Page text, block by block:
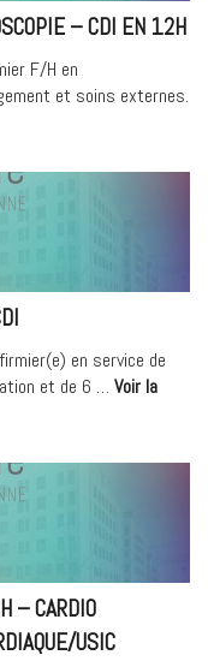
– CDI EN 12H
F/H en
et soins externes.
en service de
et de 6 … Voir la
– CARDIO
USIC